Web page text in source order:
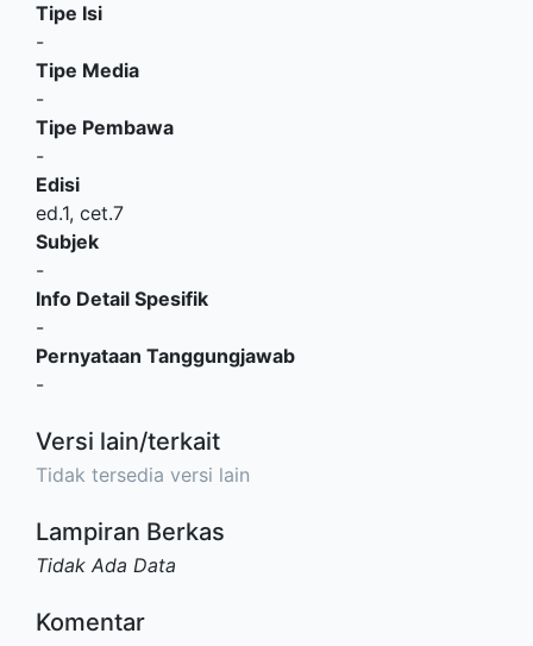
Tipe Isi
-
Tipe Media
-
Tipe Pembawa
-
Edisi
ed.1, cet.7
Subjek
-
Info Detail Spesifik
-
Pernyataan Tanggungjawab
-
Versi lain/terkait
Tidak tersedia versi lain
Lampiran Berkas
Tidak Ada Data
Komentar